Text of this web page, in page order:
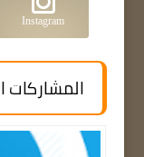
Instagram
المشاركات